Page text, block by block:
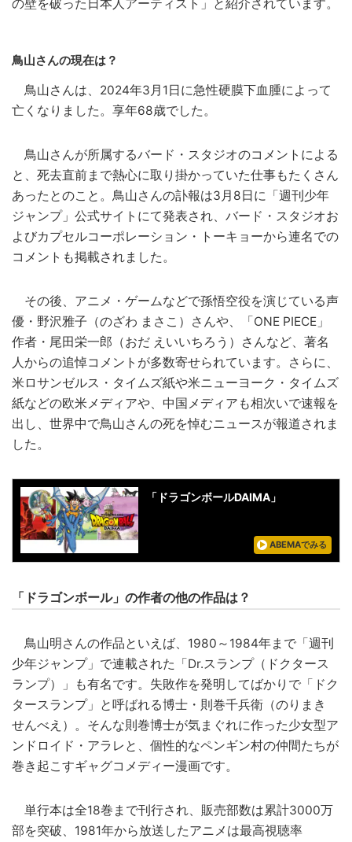
の壁を破った日本人アーティスト」と紹介されています。
鳥山さんの現在は？
鳥山さんは、2024年3月1日に急性硬膜下血腫によって
亡くなりました。享年68歳でした。
鳥山さんが所属するバード・スタジオのコメントによる
と、死去直前まで熱心に取り掛かっていた仕事もたくさん
あったとのこと。鳥山さんの訃報は3月8日に「週刊少年
ジャンプ」公式サイトにて発表され、バード・スタジオお
よびカプセルコーポレーション・トーキョーから連名での
コメントも掲載されました。
その後、アニメ・ゲームなどで孫悟空役を演じている声
優・野沢雅子（のざわ まさこ）さんや、「ONE PIECE」
作者・尾田栄一郎（おだ えいいちろう）さんなど、著名
人からの追悼コメントが多数寄せられています。さらに、
米ロサンゼルス・タイムズ紙や米ニューヨーク・タイムズ
紙などの欧米メディアや、中国メディアも相次いで速報を
出し、世界中で鳥山さんの死を悼むニュースが報道されま
した。
「ドラゴンボールDAIMA」
ABEMAでみる
「ドラゴンボール」の作者の他の作品は？
鳥山明さんの作品といえば、1980～1984年まで「週刊
少年ジャンプ」で連載された「Dr.スランプ（ドクタース
ランプ）」も有名です。失敗作を発明してばかりで「ドク
タースランプ」と呼ばれる博士・則巻千兵衛（のりまき
せんべえ）。そんな則巻博士が気まぐれに作った少女型ア
ンドロイド・アラレと、個性的なペンギン村の仲間たちが
巻き起こすギャグコメディー漫画です。
単行本は全18巻まで刊行され、販売部数は累計3000万
部を突破、1981年から放送したアニメは最高視聴率